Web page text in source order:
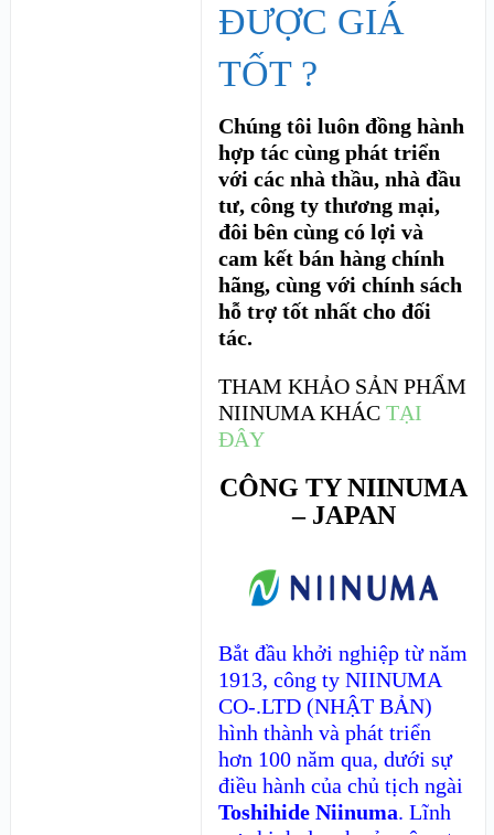
ĐƯỢC GIÁ
TỐT ?
Chúng tôi luôn đồng hành
hợp tác cùng phát triển
với các nhà thầu, nhà đầu
tư, công ty thương mại,
đôi bên cùng có lợi và
cam kết bán hàng chính
hãng, cùng với chính sách
hỗ trợ tốt nhất cho đối
tác.
THAM KHẢO SẢN PHẨM
NIINUMA KHÁCTẠI
ĐÂY
CÔNG TY NIINUMA
– JAPAN
Bắt đầu khởi nghiệp từ năm
1913, công tyNIINUMA
CO-.LTD (NHẬT BẢN)
hình thành và phát triển
hơn 100 năm qua, dưới sự
điều hành của chủ tịch ngài
Toshihide Niinuma. Lĩnh